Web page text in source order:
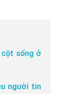
cột sống ở
người tin